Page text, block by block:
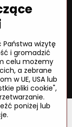
zamówienia
Państwa wizytę
i gromadzić
celu możemy
a zebrane
w UE, USA lub
pliki cookie",
poniżej lub